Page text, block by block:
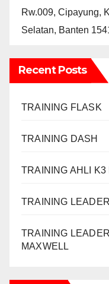
Rw.009, Cipayung,
Selatan, Banten
Recent Posts
TRAINING FLASK
TRAINING DASH
TRAINING AHLI K3
TRAINING
TRAINING
MAXWELL